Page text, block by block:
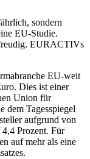
sondern
EU-Studie.
EURACTIVs
EU-weit
Dies ist einer
Union für
dem Tagesspiegel
aufgrund von
Prozent. Für
auf mehr als eine